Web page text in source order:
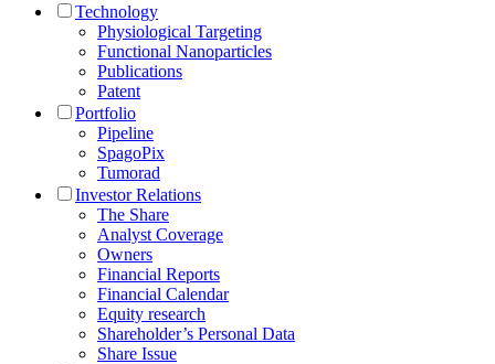
Technology
Physiological Targeting
Functional Nanoparticles
Publications
Patent
Portfolio
Pipeline
SpagoPix
Tumorad
Investor Relations
The Share
Analyst Coverage
Owners
Financial Reports
Financial Calendar
Equity research
Shareholder’s Personal Data
Share Issue